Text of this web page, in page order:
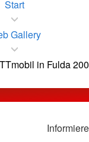
Start
Gallery
in Fulda